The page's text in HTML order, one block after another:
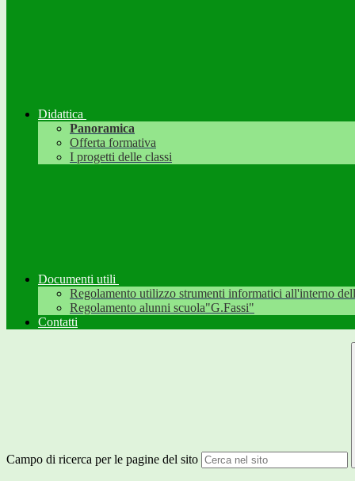
Didattica
Panoramica
Offerta formativa
I progetti delle classi
Documenti utili
Regolamento utilizzo strumenti informatici all'interno
Regolamento alunni scuola"G.Fassi"
Contatti
Campo di ricerca per le pagine del sito